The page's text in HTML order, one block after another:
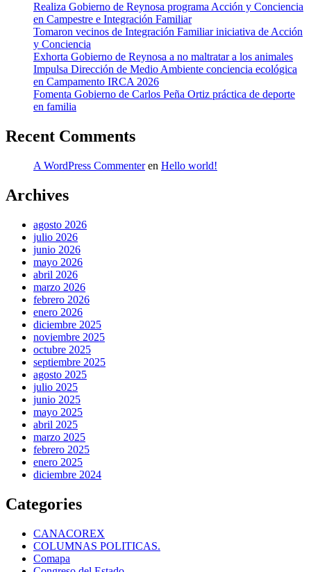
Realiza Gobierno de Reynosa programa Acción y Conciencia
en Campestre e Integración Familiar
Tomaron vecinos de Integración Familiar iniciativa de Acción
y Conciencia
Exhorta Gobierno de Reynosa a no maltratar a los animales
Impulsa Dirección de Medio Ambiente conciencia ecológica
en Campamento IRCA 2026
Fomenta Gobierno de Carlos Peña Ortiz práctica de deporte
en familia
Recent Comments
A WordPress Commenteren Hello world!
Archives
agosto 2026
julio 2026
junio 2026
mayo 2026
abril 2026
marzo 2026
febrero 2026
enero 2026
diciembre 2025
noviembre 2025
octubre 2025
septiembre 2025
agosto 2025
julio 2025
junio 2025
mayo 2025
abril 2025
marzo 2025
febrero 2025
enero 2025
diciembre 2024
Categories
CANACOREX
COLUMNAS POLITICAS.
Comapa